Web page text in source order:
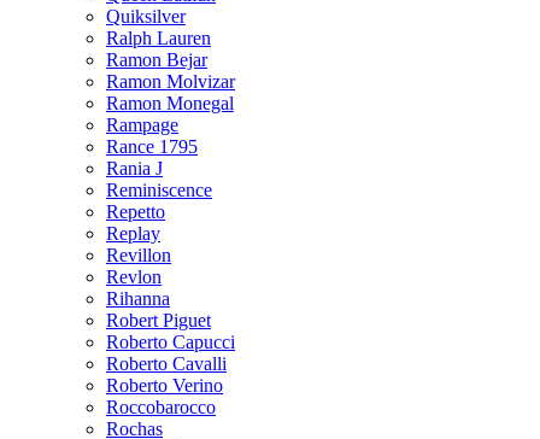
Quiksilver
Ralph Lauren
Ramon Bejar
Ramon Molvizar
Ramon Monegal
Rampage
Rance 1795
Rania J
Reminiscence
Repetto
Replay
Revillon
Revlon
Rihanna
Robert Piguet
Roberto Capucci
Roberto Cavalli
Roberto Verino
Roccobarocco
Rochas